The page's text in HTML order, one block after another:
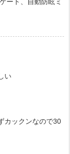
い
カックンなので30